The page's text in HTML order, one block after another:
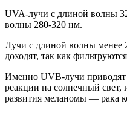
UVA-лучи с длиной волны
волны 280-320 нм.
Лучи с длиной волны менее
доходят, так как
Именно UVB-лучи приводят
реакции на солнечный
развития меланомы — рака